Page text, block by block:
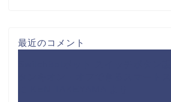
最近のコメント